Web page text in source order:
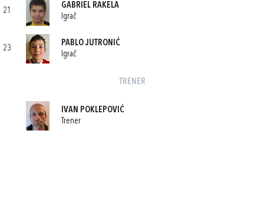
21
GABRIEL RAKELA
Igrač
23
PABLO JUTRONIĆ
Igrač
TRENER
IVAN POKLEPOVIĆ
Trener